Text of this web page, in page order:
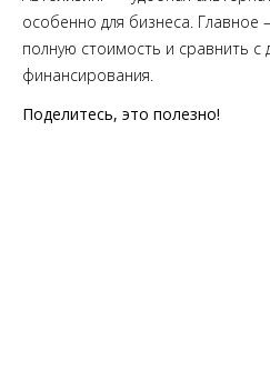
особенно для бизнеса.
полную стоимость и сравнить с
финансирования.
Поделитесь, это полезно!